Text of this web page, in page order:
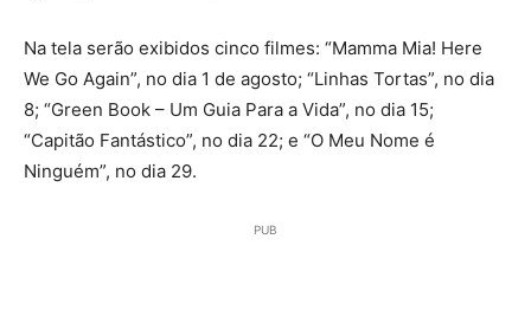
Na tela serão exibidos cinco filmes: “Mamma Mia! Here
We Go Again”, no dia 1 de agosto; “Linhas Tortas”, no dia
8; “Green Book – Um Guia Para a Vida”, no dia 15;
“Capitão Fantástico”, no dia 22; e “O Meu Nome é
Ninguém”, no dia 29.
PUB